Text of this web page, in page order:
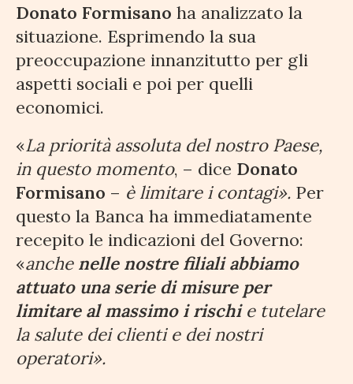
Donato Formisano ha analizzato la
situazione. Esprimendo la sua
preoccupazione innanzitutto per gli
aspetti sociali e poi per quelli
economici.
«La priorità assoluta del nostro Paese,
in questo momento, – dice Donato
Formisano – è limitare i contagi». Per
questo la Banca ha immediatamente
recepito le indicazioni del Governo:
«anchenelle nostre filiali abbiamo
attuato una serie di misure per
limitare al massimo i rischi e tutelare
la salute dei clienti e dei nostri
operatori».